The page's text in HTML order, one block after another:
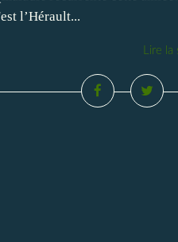
l’Hérault...
Lire la